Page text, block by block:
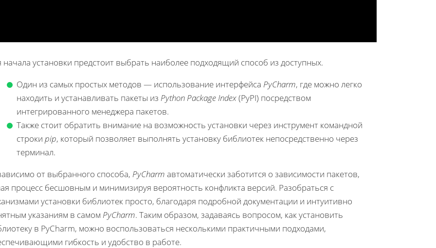
начала установки предстоит выбрать наиболее подходящий способ из доступных.
Один из самых простых методов — использование интерфейса PyCharm, где можно легко
находить и устанавливать пакеты из Python Package Index(PyPI) посредством
интегрированного менеджера пакетов.
Также стоит обратить внимание на возможность установки через инструмент командной
строки pip, который позволяет выполнять установку библиотек непосредственно через
терминал.
от выбранного способа, PyCharm автоматически заботится о зависимости пакетов,
процесс бесшовным и минимизируя вероятность конфликта версий. Разобраться с
установки библиотек просто, благодаря подробной документации и интуитивно
указаниям в самом PyCharm. Таким образом, задаваясь вопросом, как установить
в PyCharm, можно воспользоваться несколькими практичными подходами,
гибкость и удобство в работе.